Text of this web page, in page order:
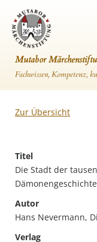
Mutabor
Fachwissen, Kompetenz,
Zur Übersicht
Titel
Die Stadt der
Autor
Hans Nevermann,
Verlag